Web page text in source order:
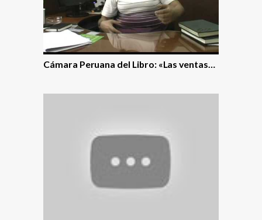
Cámara Peruana del Libro: «Las ventas…